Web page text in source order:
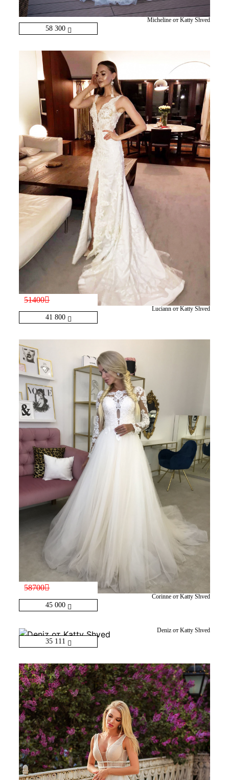
58 300
Micheline от Katty Shved
41 800
51400
Luciann от Katty Shved
45 000
58700
Corinne от Katty Shved
35 111
Deniz от Katty Shved